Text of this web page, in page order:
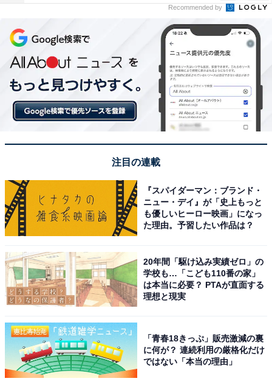
赤いリードの正体はUSBケーブル！
赤い首輪とリードが特徴的ですが、実はこれがUSBケー
ブルになっています。庭につながれているワンちゃんの
ようでとってもかわいい！ wancoがお供してくれている
と思えば、テレワークやオンライン学習も頑張れそうで
す。
Recommended by
注目の連載
『スパイダーマン：ブランド・
ニュー・デイ』が「史上もっと
も優しいヒーロー映画」になっ
た理由。予習したい作品は？
20年間「駆け込み実績ゼロ」の
学校も…「こども110番の家」
は本当に必要？ PTAが直面する
理想と現実
「青春18きっぷ」販売激減の裏
に何が？ 連続利用の厳格化だけ
ではない「本当の理由」